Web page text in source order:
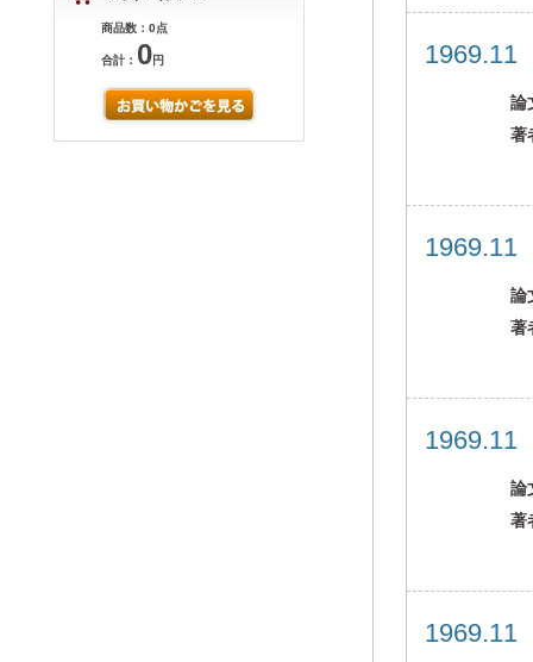
商品数：0点
合計： 0円
論
著
論
著
論
著